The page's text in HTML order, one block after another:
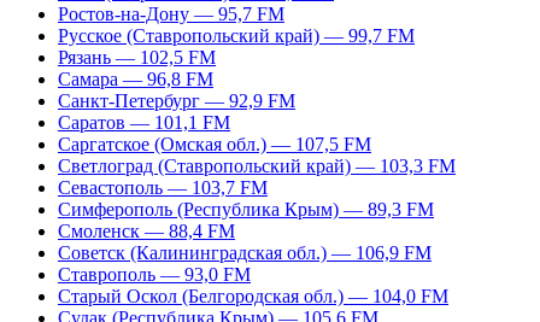
Ростов-на-Дону — 95,7 FM
Русское (Ставропольский край) — 99,7 FM
Рязань — 102,5 FM
Самара — 96,8 FM
Санкт-Петербург — 92,9 FM
Саратов — 101,1 FM
Саргатское (Омская обл.) — 107,5 FM
Светлоград (Ставропольский край) — 103,3 FM
Севастополь — 103,7 FM
Симферополь (Республика Крым) — 89,3 FM
Смоленск — 88,4 FM
Советск (Калининградская обл.) — 106,9 FM
Ставрополь — 93,0 FM
Старый Оскол (Белгородская обл.) — 104,0 FM
Судак (Республика Крым) — 105,6 FM